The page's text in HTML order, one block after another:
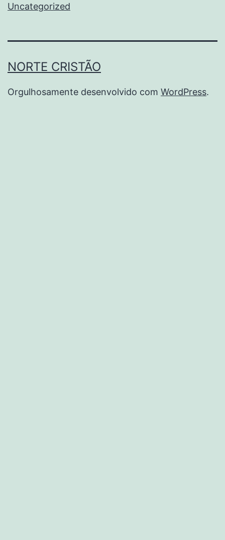
Uncategorized
NORTE CRISTÃO
Orgulhosamente desenvolvido com WordPress.